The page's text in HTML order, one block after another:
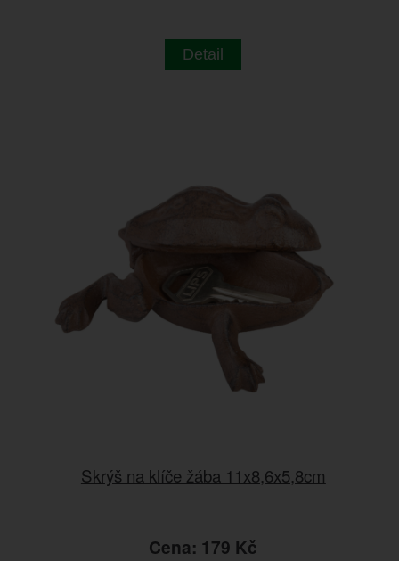
Detail
Skrýš na klíče žába 11x8,6x5,8cm
Cena: 179 Kč